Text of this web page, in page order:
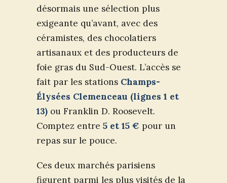
désormais une sélection plus
exigeante qu’avant, avec des
céramistes, des chocolatiers
artisanaux et des producteurs de
foie gras du Sud-Ouest. L’accès se
fait par les stations Champs-
Élysées Clemenceau (lignes 1 et
13) ou Franklin D. Roosevelt.
Comptez entre 5 et 15 € pour un
repas sur le pouce.
Ces deux marchés parisiens
figurent parmi les plus visités de la